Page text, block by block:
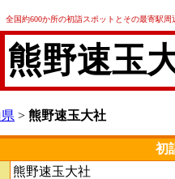
全国約600か所の初詣スポットとその最寄駅周
熊野速玉
> 熊野速玉大社
初
熊野速玉大社